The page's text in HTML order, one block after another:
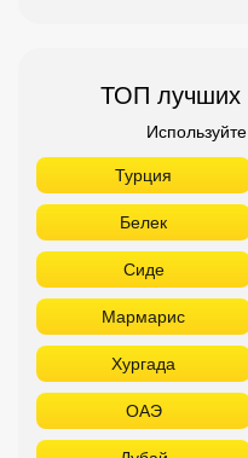
ТОП лучших
Турция
Белек
Сиде
Мармарис
Хургада
ОАЭ